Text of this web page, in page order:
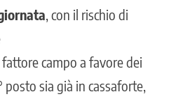
, con il rischio di
campo a favore dei
posto sia già in cassaforte,